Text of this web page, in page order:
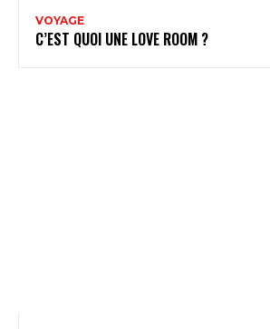
VOYAGE
C’EST QUOI UNE LOVE ROOM ?